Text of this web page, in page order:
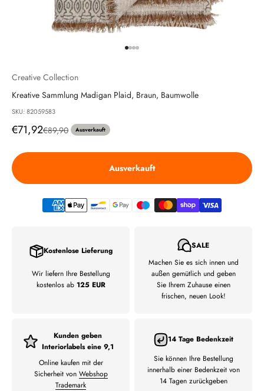
Creative Collection
Kreative Sammlung Madigan Plaid, Braun, Baumwolle
SKU: 82059583
Angebot
€71,92Regulärer Preis
€89,90 Ausverkauft
Ausverkauft
Kostenlose Lieferung
Wir liefern Ihre Bestellung
kostenlos ab 125 EUR
SALE
Machen Sie es sich innen und
außen gemütlich und geben
Sie Ihrem Zuhause einen
frischen, neuen Look!
Kunden geben
Interiorlabels eine 9,1
Online kaufen mit der
Sicherheit von Webshop
Trademark
14 Tage Bedenkzeit
Sie können Ihre Bestellung
innerhalb einer Bedenkzeit von
14 Tagen zurückgeben